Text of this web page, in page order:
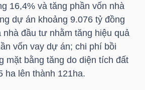
16,4% và tăng phần vốn nhà
dự án khoảng 9.076 tỷ đồng
nhà đầu tư nhằm tăng hiệu quả
vốn vay dự án; chi phí bồi
mặt bằng tăng do diện tích đất
ha lên thành 121ha.